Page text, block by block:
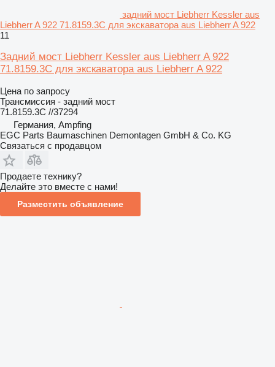
задний мост Liebherr Kessler aus
Liebherr A 922 71.8159.3C для экскаватора aus Liebherr A 922
11
Задний мост Liebherr Kessler aus Liebherr A 922
71.8159.3C для экскаватора aus Liebherr A 922
Цена по запросу
Трансмиссия - задний мост
71.8159.3C //37294
Германия, Ampfing
EGC Parts Baumaschinen Demontagen GmbH & Co. KG
Связаться с продавцом
Продаете технику?
Делайте это вместе с нами!
Разместить объявление